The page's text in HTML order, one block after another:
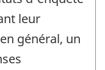
leur
général, un